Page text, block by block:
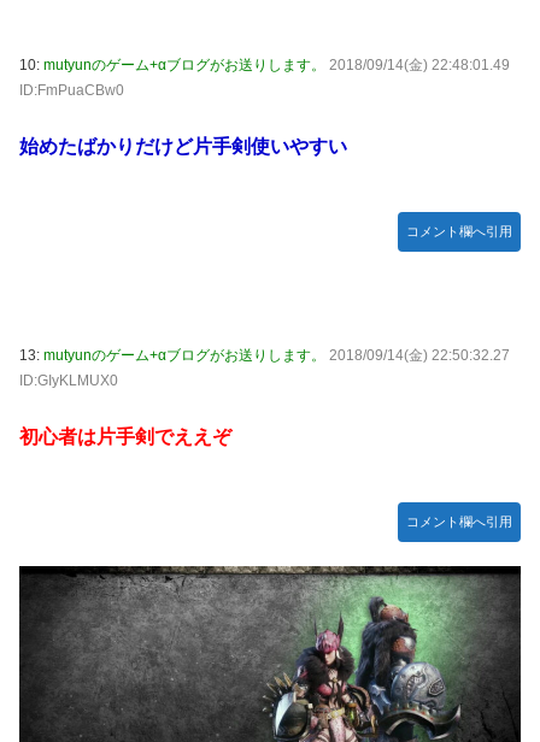
韓国の反応
あがり18440 ギフト52564 18:15～
【櫻坂46】失踪... 藤吉夏鈴、紹介映像解禁【踊る大捜査線
【速報】BEYOOOOONDS、重大発表のお知らせ
【アニメ調】 Part 3
10: mutyunのゲーム+αブログがお送りします。
2018/09/14(金) 22:48:01.49
ID:FmPuaCBw0
始めたばかりだけど片手剣使いやすい
コメント欄へ引用
13: mutyunのゲーム+αブログがお送りします。
2018/09/14(金) 22:50:32.27
ID:GIyKLMUX0
初心者は片手剣でええぞ
コメント欄へ引用